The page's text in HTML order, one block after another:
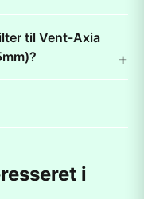
til Vent-Axia
i